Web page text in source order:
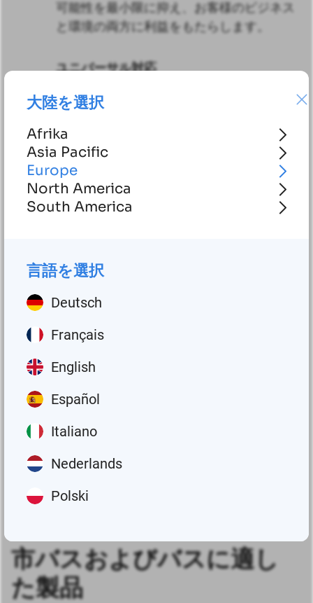
大陸を選択
Afrika
Asia Pacific
Europe
North America
South America
言語を選択
Deutsch
Français
English
Español
Italiano
Nederlands
Polski
可能性を最小限に抑え、お客様のビジネス
と環境の両方に利益をもたらします。
ユニバーサル対応
駆動の両方に対応しており、お客様の進化
します。
あなた
製品を
Groeneveld-BEKAの自動潤滑システム
は、市バスおよびコーチ用の高性能
市バスおよびバスに適し
た製品